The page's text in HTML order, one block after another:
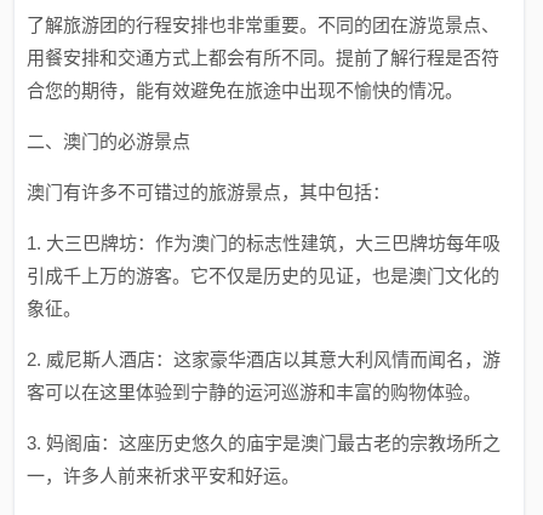
了解旅游团的行程安排也非常重要。不同的团在游览景点、
用餐安排和交通方式上都会有所不同。提前了解行程是否符
合您的期待，能有效避免在旅途中出现不愉快的情况。
二、澳门的必游景点
澳门有许多不可错过的旅游景点，其中包括：
1. 大三巴牌坊：作为澳门的标志性建筑，大三巴牌坊每年吸
引成千上万的游客。它不仅是历史的见证，也是澳门文化的
象征。
2. 威尼斯人酒店：这家豪华酒店以其意大利风情而闻名，游
客可以在这里体验到宁静的运河巡游和丰富的购物体验。
3. 妈阁庙：这座历史悠久的庙宇是澳门最古老的宗教场所之
一，许多人前来祈求平安和好运。